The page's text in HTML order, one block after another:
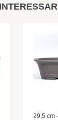
29,5 cm